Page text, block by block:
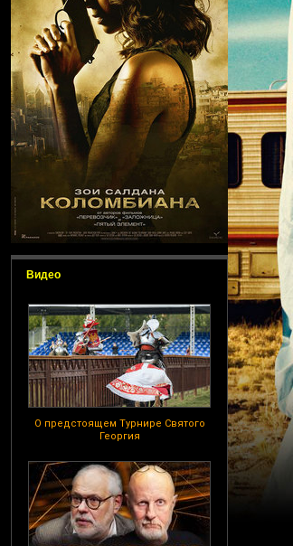
Видео
О предстоящем Турнире Святого
Георгия